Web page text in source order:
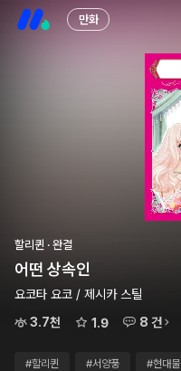
만화
할리퀸 · 완결
어떤 상속인
요코타 요코 / 제시카 스틸
3.7천
1.9 8 건
#할리퀸 #서양풍 #현대물